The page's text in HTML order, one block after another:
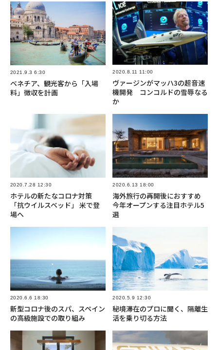
2021.9.3 6:30
ベネチア、観光客から「入場
料」徴収を計画
2020.8.11 11:00
ヴァージンがマッハ3の超音速
機開発 コンコルドの雪辱なる
か
2020.7.28 12:30
ホテルの新たなコロナ対策
「抗ウイルスベッド」 米で登
場へ
2020.6.13 18:00
海外旅行の再開後におすすめ
今年オープンする注目ホテル5
選
2020.6.6 18:30
新型コロナ後のスパ、スペイン
の高級施設での取り組み
2020.5.9 12:30
秘境滞在のプロに聞く、隔離生
活を乗り切る方法